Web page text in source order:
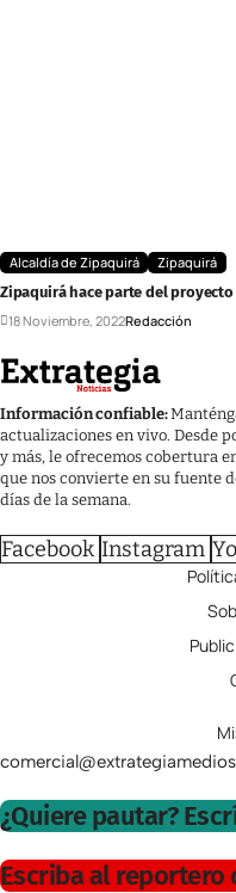
Alcaldía de Zipaquirá
Zipaquirá
Zipaquirá hace parte del proyecto
18 Noviembre, 2022Redacción
Información confiable:
actualizaciones en vivo. Desde
y más, le ofrecemos cobertura
que nos convierte en su fuente
días de la semana.
Facebook Instagram
¿Quiere pautar?
Escriba al reportero